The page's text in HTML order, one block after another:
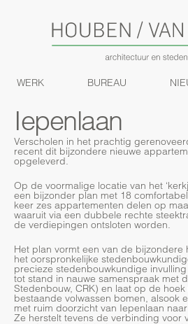
WERK BUREAU
Iepenlaan
Verscholen in het prachtig
recent dit bijzondere nieuwe
opgeleverd.
Op de voormalige locatie van het
een bijzonder plan met 18
keer zes appartementen delen op
waaruit via een dubbele rechte
de verdiepingen ontsloten worden.
Het plan vormt een van de bijzondere
het oorspronkelijke
precieze stedenbouwkundige
tot stand in nauwe samenspraak met
Stedenbouw, CRK) en laat op de
bestaande volwassen bomen, alsook
met ruim doorzicht van Iepenlaan
Ze herstelt tevens de verbinding voor